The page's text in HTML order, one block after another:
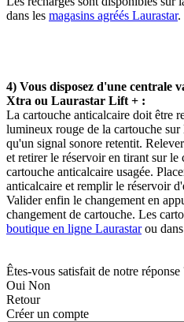
dans les magasins agréés Laurastar.
4) Vous disposez d'une
Xtra ou Laurastar Lift + :
La cartouche anticalcaire doit être
lumineux rouge de la cartouche
qu'un signal sonore retentit.
et retirer le réservoir en tirant sur
cartouche anticalcaire usagée.
anticalcaire et remplir le réservoir
Valider enfin le changement en
changement de cartouche. Les
boutique en ligne Laurastarou
Êtes-vous satisfait de notre réponse
Oui Non
Retour
Créer un compte